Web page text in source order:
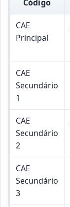
Código
CAE
Principal
CAE
Secundário
1
CAE
Secundário
2
CAE
Secundário
3